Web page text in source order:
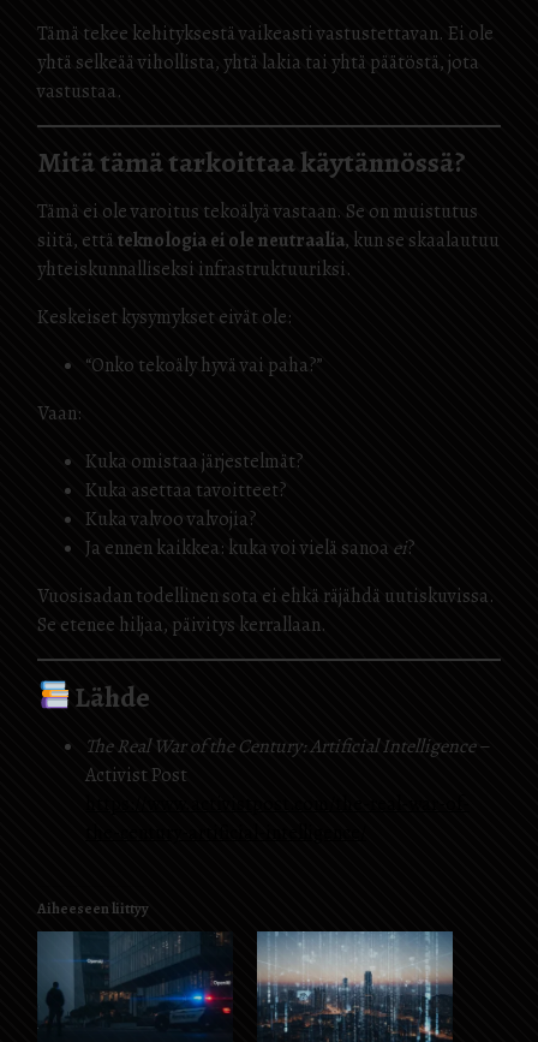
Tämä tekee kehityksestä vaikeasti vastustettavan. Ei ole
yhtä selkeää vihollista, yhtä lakia tai yhtä päätöstä, jota
vastustaa.
Mitä tämä tarkoittaa käytännössä?
Tämä ei ole varoitus tekoälyä vastaan. Se on muistutus
siitä, ettäteknologia ei ole neutraalia, kun se skaalautuu
yhteiskunnalliseksi infrastruktuuriksi.
Keskeiset kysymykset eivät ole:
“Onko tekoäly hyvä vai paha?”
Vaan:
Kuka omistaa järjestelmät?
Kuka asettaa tavoitteet?
Kuka valvoo valvojia?
Ja ennen kaikkea: kuka voi vielä sanoa ei?
Vuosisadan todellinen sota ei ehkä räjähdä uutiskuvissa.
Se etenee hiljaa, päivitys kerrallaan.
Lähde
The Real War of the Century: Artificial Intelligence–
Activist Post
Aiheeseen liittyy